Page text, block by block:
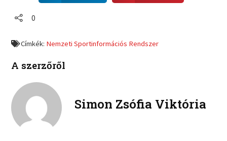
b
o
a
n
i
k
n
a
n
r
0
Címkék: Nemzeti Sportinformációs Rendszer
A szerzőről
Simon Zsófia Viktória